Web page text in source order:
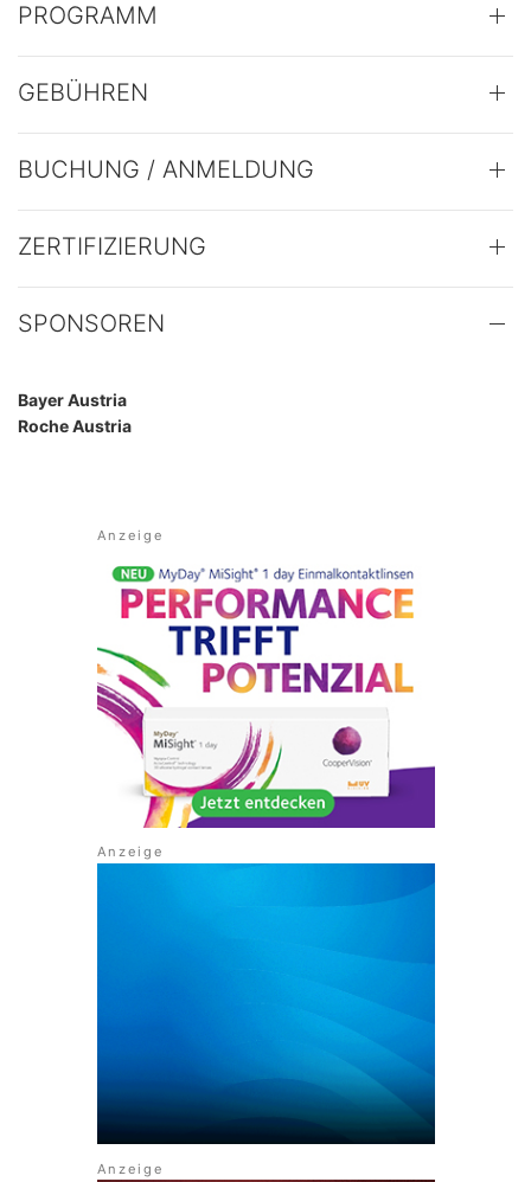
PROGRAMM
GEBÜHREN
BUCHUNG / ANMELDUNG
ZERTIFIZIERUNG
SPONSOREN
Bayer Austria
Roche Austria